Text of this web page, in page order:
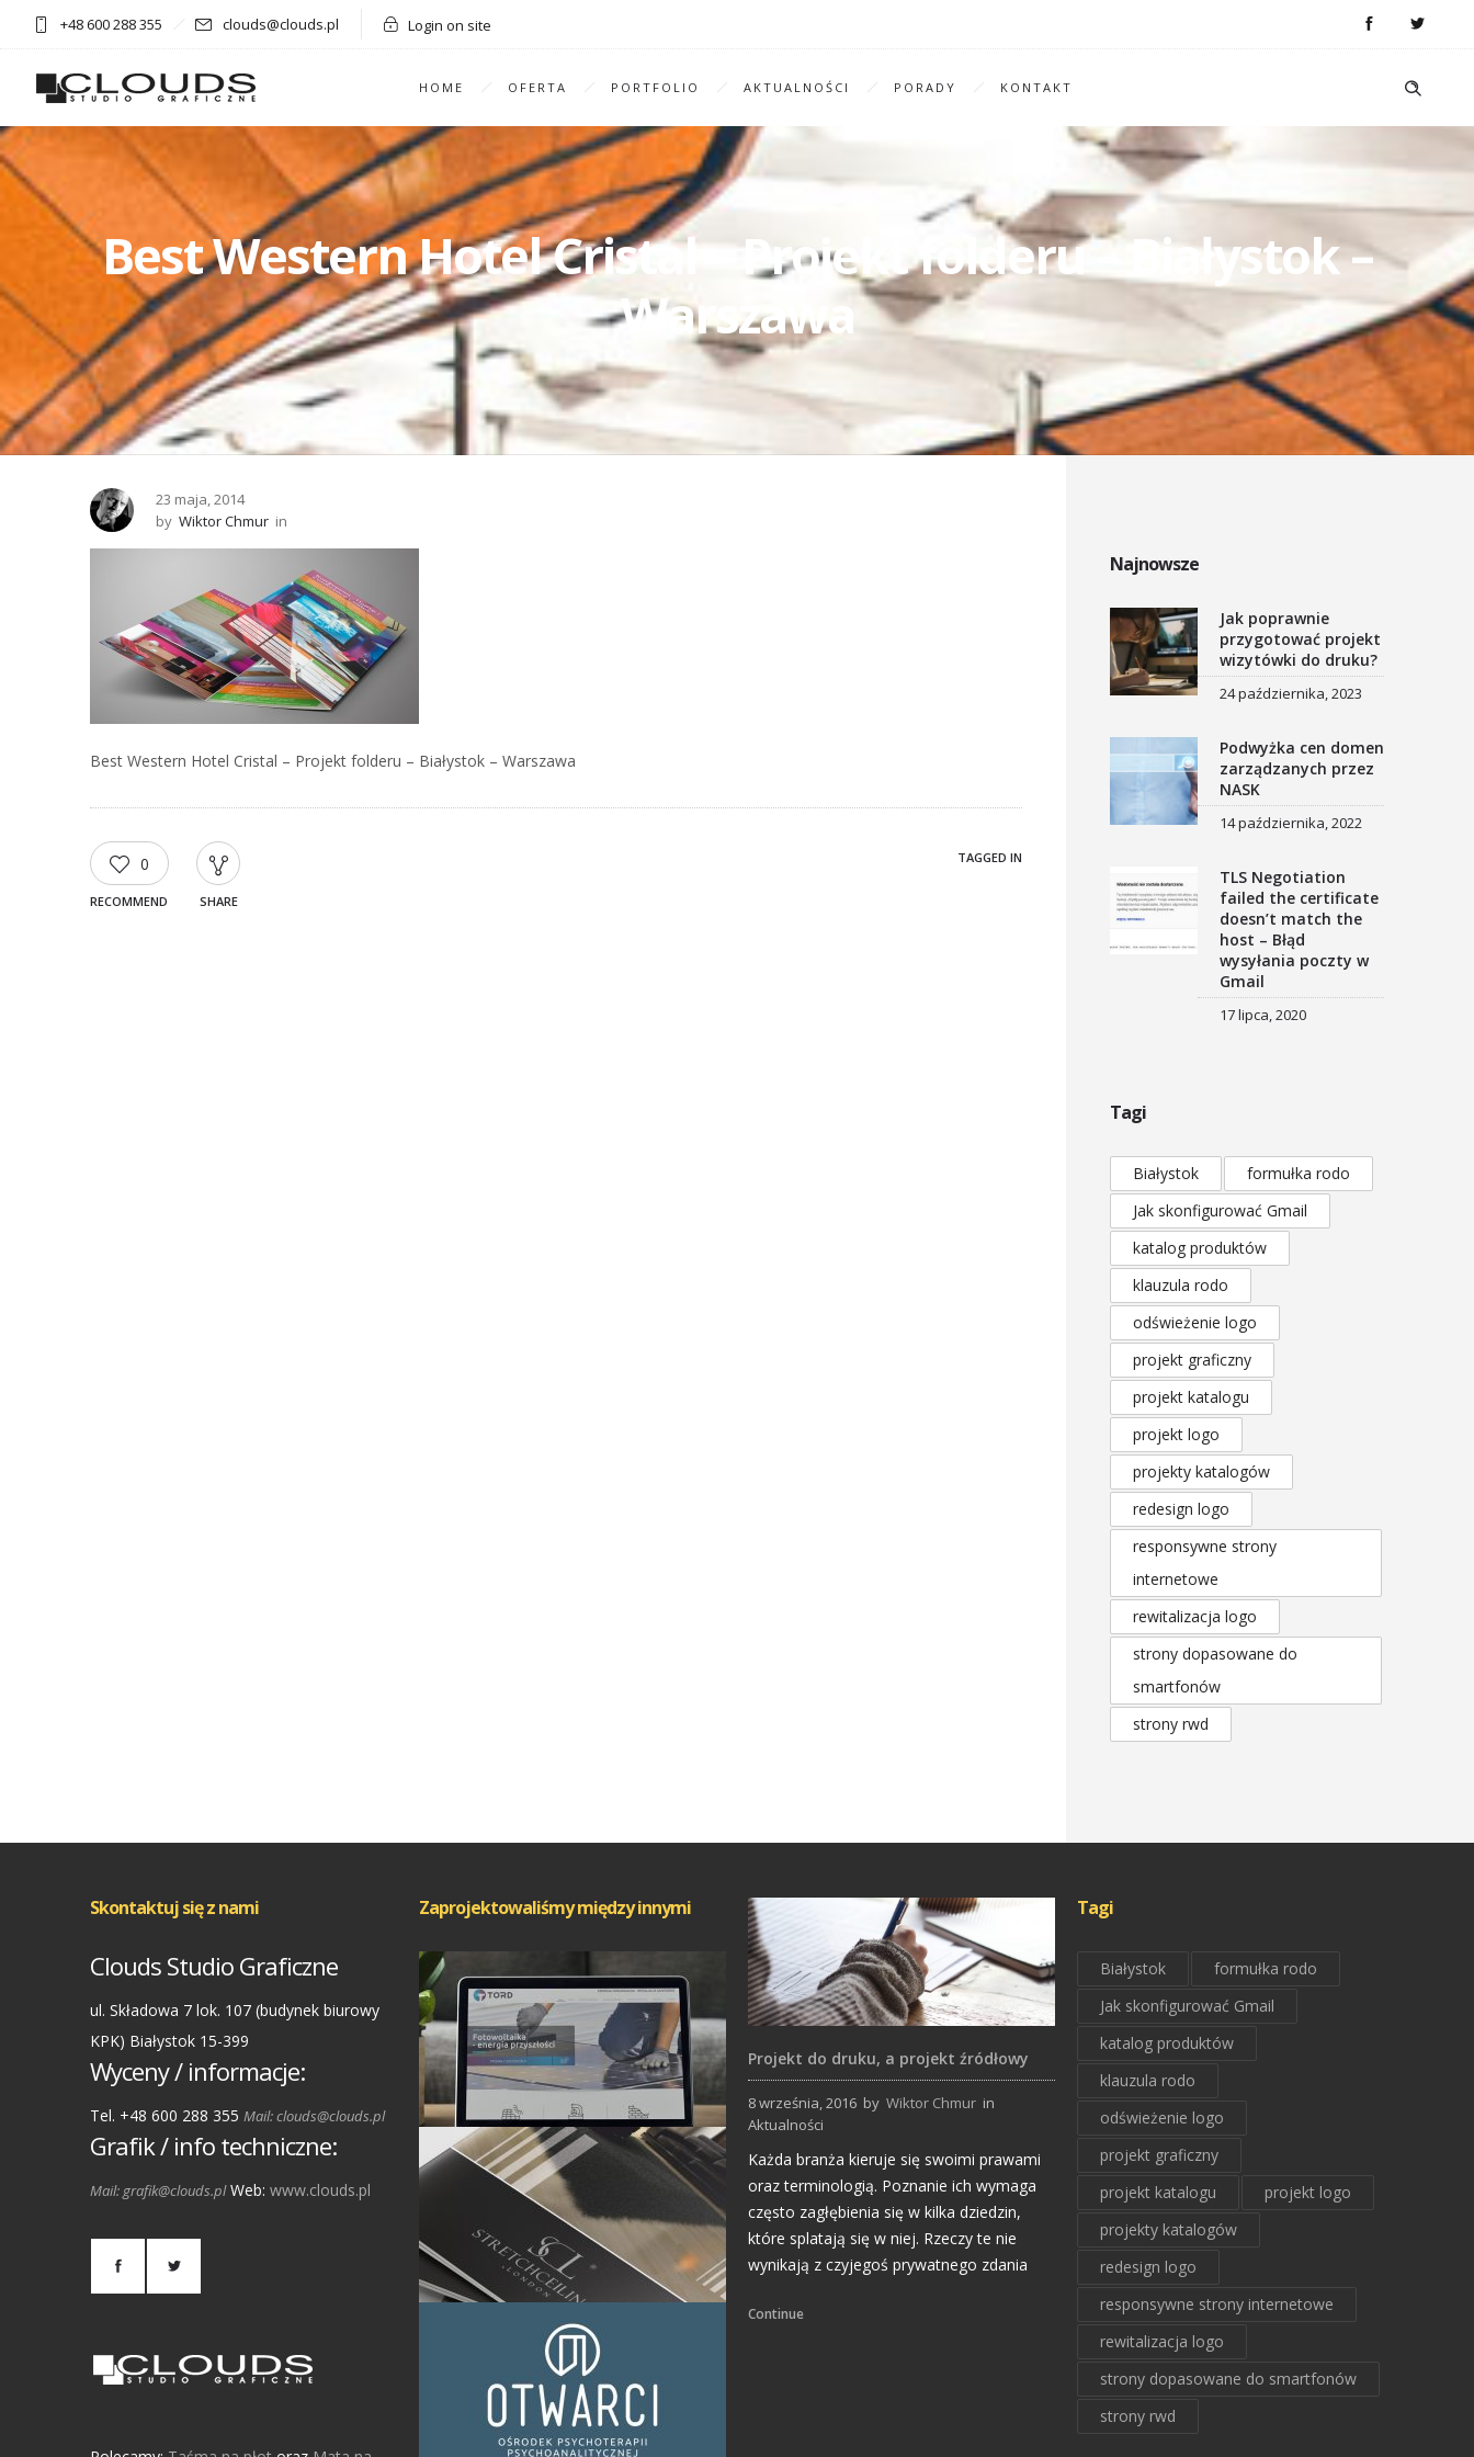
+48 600 288 355 clouds@clouds.pl Login on site
HOME OFERTA PORTFOLIO AKTUALNOŚCI PORADY KONTAKT
Best Western Hotel Cristal – Projekt folderu – Białystok –
Warszawa
23 maja, 2014
by Wiktor Chmur in
Best Western Hotel Cristal – Projekt folderu – Białystok – Warszawa
0
RECOMMEND SHARE
TAGGED IN
Najnowsze
Jak poprawnie
przygotować projekt
wizytówki do druku?
24 października, 2023
Podwyżka cen domen
zarządzanych przez
NASK
14 października, 2022
TLS Negotiation
failed the certificate
doesn’t match the
host – Błąd
wysyłania poczty w
Gmail
17 lipca, 2020
Tagi
Białystok
formułka rodo
Jak skonfigurować Gmail
katalog produktów
klauzula rodo
odświeżenie logo
projekt graficzny
projekt katalogu
projekt logo
projekty katalogów
redesign logo
responsywne strony
internetowe
rewitalizacja logo
strony dopasowane do
smartfonów
strony rwd
Skontaktuj się z nami
Clouds Studio Graficzne
ul. Składowa 7 lok. 107 (budynek biurowy
KPK) Białystok 15-399
Wyceny / informacje:
Tel. +48 600 288 355 Mail: clouds@clouds.pl
Grafik / info techniczne:
Mail: grafik@clouds.plWeb: www.clouds.pl
Zaprojektowaliśmy między innymi
Strony Internetowe
Projekty Katalogów
Projekt do druku, a projekt źródłowy
8 września, 2016 by Wiktor Chmur in
Aktualności
Każda branża kieruje się swoimi prawami
oraz terminologią. Poznanie ich wymaga
często zagłębienia się w kilka dziedzin,
które splatają się w niej. Rzeczy te nie
wynikają z czyjegoś prywatnego zdania
Continue
Tagi
Białystok
formułka rodo
Jak skonfigurować Gmail
katalog produktów
klauzula rodo
odświeżenie logo
projekt graficzny
projekt katalogu
projekt logo
projekty katalogów
redesign logo
responsywne strony internetowe
rewitalizacja logo
strony dopasowane do smartfonów
strony rwd